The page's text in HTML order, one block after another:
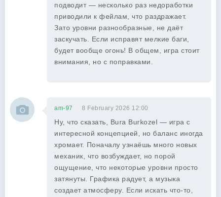
подводит — несколько раз недоработки
приводили к фейлам, что раздражает.
Зато уровни разнообразные, не даёт
заскучать. Если исправят мелкие баги,
будет вообще огонь! В общем, игра стоит
внимания, но с поправками.
am-97 8 February 2026 12:00
Ну, что сказать, Bura Burkozel — игра с
интересной концепцией, но баланс иногда
хромает. Поначалу узнаёшь много новых
механик, что возбуждает, но порой
ощущение, что некоторые уровни просто
затянуты. Графика радует, а музыка
создает атмосферу. Если искать что-то,